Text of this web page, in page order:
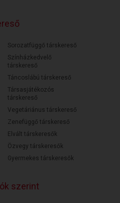
Sorozatfüggő társkereső
Színházkedvelő
társkereső
Táncoslábú társkereső
Társasjátékozós
társkereső
Vegetáriánus társkereső
Zenefüggő társkereső
Elvált társkeresők
Özvegy társkeresők
Gyermekes társkeresők
szerint